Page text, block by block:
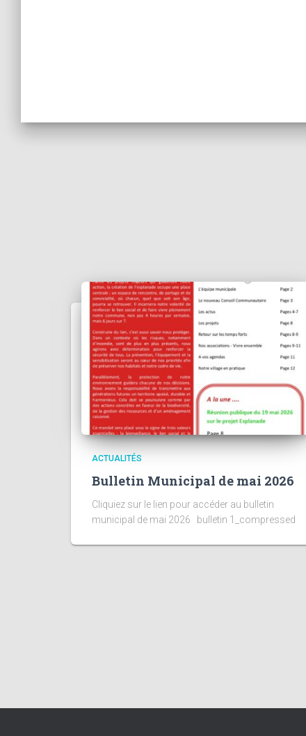
ACTUALITÉS
Bulletin Municipal de mai 2026
Cliquiez sur le lien pour accéder au bulletin
municipal de mai 2026 bulletin 1_compressed